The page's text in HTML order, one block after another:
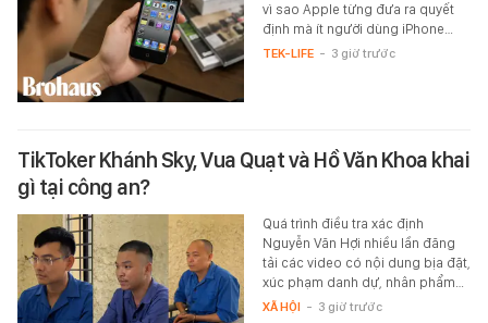
vì sao Apple từng đưa ra quyết
định mà ít người dùng iPhone…
TEK-LIFE - 3 giờ trước
TikToker Khánh Sky, Vua Quạt và Hồ Văn Khoa khai
gì tại công an?
Quá trình điều tra xác định
Nguyễn Văn Hợi nhiều lần đăng
tải các video có nội dung bịa đặt,
xúc phạm danh dự, nhân phẩm…
XÃ HỘI - 3 giờ trước